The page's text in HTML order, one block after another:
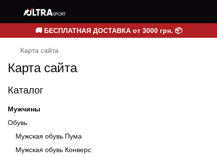
🚚 БЕСПЛАТНАЯ ДОСТАВКА от 3000 грн. 📦
Карта сайта
Карта сайта
Каталог
Мужчины
Обувь
Мужская обувь Пума
Мужская обувь Конверс